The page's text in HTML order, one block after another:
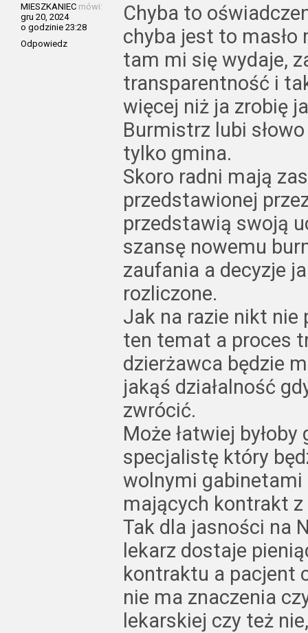
MIESZKANIEC mówi:
gru 20, 2024
o godzinie 23:28
Odpowiedz
Chyba to
chyba jest to masło
tam mi się wydaje,
transparentność i
więcej niż ja zrobię
Burmistrz lubi
tylko gmina.
Skoro radni mają
przedstawionej
przedstawią swoją
szansę nowemu
zaufania a decyzje
rozliczone.
Jak na razie nikt nie
ten temat a proces
dzierżawca będzie
jakąś działalność
zwrócić.
Może łatwiej
specjalistę który
wolnymi
mających kontrakt z
Tak dla jasności na
lekarz dostaje
kontraktu a pacjent
nie ma znaczenia
lekarskiej czy też